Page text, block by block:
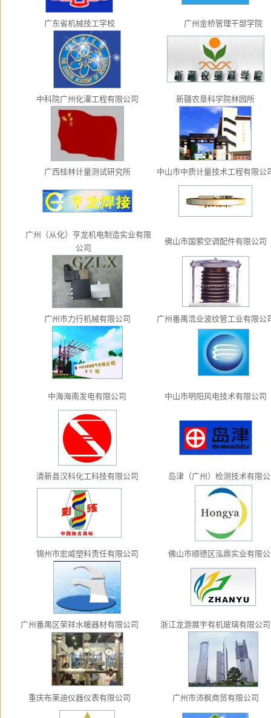
广东省机械技工学校 广州金桥管理干部学院
中科院广州化灌工程有限公司 新疆农垦科学院林园所
广西桂林计量测试研究所 中山市中质计量技术工程有限
广州（从化）亨龙机电制造实业有限
公司
佛山市国萦空调配件有限公
广州市力行机械有限公司 广州番禺浩业波纹管工业有限
中海海南发电有限公司 中山市明阳风电技术有限公
清新县汉科化工科技有限公司 岛津（广州）检测技术有限
锦州市宏威塑料责任有限公司 佛山市顺德区泓鼎实业有限
广州番禺区荣祥水暖器材有限公司 浙江龙游展宇有机玻璃有限
重庆布莱迪仪器仪表有限公司 广州市沛枫商贸有限公司